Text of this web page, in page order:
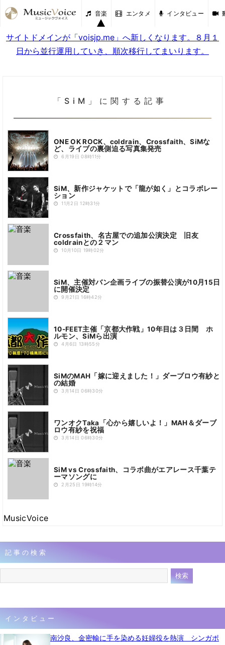
音楽 エンタメ インタビュー
サイトドメインが「voisjp.me」へ新しくなります。８月１
日から並行運用していき、順次移行してまいります。
「SiM」に関する記事
ONE OK ROCK、coldrain、Crossfaith、SiMな
ど、ライブの裏側迫る写真集発売
6月19日 08時11分
SiM、新作ジャケットで「龍が如く」とコラボレー
ション
11月2日 12時31分
Crossfaith、名古屋での追加公演決定 旧友
coldrainとの２マン
10月10日 19時02分
SiM、主催対バン企画ライブの振替公演が10月15日
に開催決定
9月21日 16時42分
10-FEET主催「京都大作戦」10年目は３日間 ホ
ルモン、SiMら出演
4月6日 13時55分
SiMのMAH「嫁に迎えました！」ダーブロウ有紗と
の結婚
3月14日 06時30分
ワンオクTaka「心から嬉しいよ！」MAH＆ダーブ
ロウ有紗を祝福
3月14日 06時30分
SiM vs Crossfaith、コラボ曲がエアレース千葉テ
ーマソングに
2月25日 19時14分
MusicVoice
記事の検索
インタビュー
南沙良、金密輸に手を染める妊婦役を熱演 シンガポ